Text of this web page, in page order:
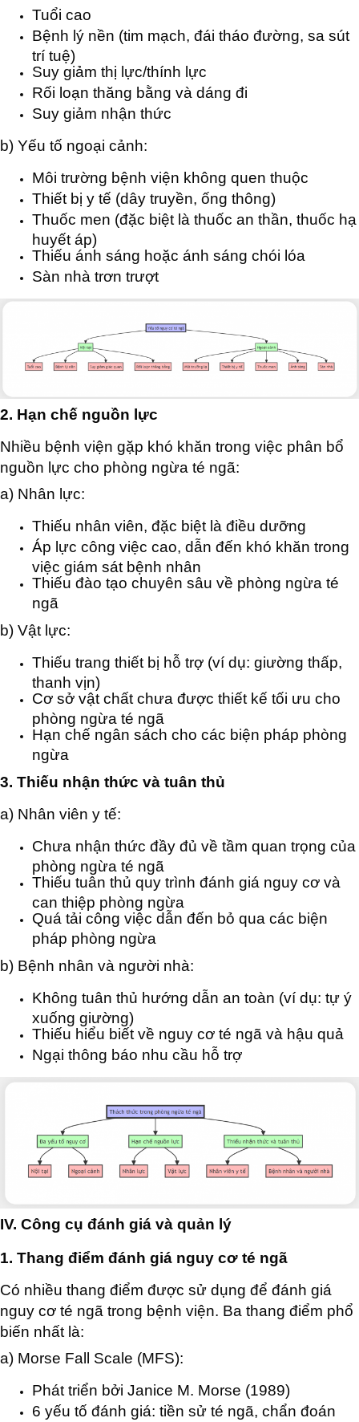
Tuổi cao
Bệnh lý nền (tim mạch, đái tháo đường, sa sút
trí tuệ)
Suy giảm thị lực/thính lực
Rối loạn thăng bằng và dáng đi
Suy giảm nhận thức
b) Yếu tố ngoại cảnh:
Môi trường bệnh viện không quen thuộc
Thiết bị y tế (dây truyền, ống thông)
Thuốc men (đặc biệt là thuốc an thần, thuốc hạ
huyết áp)
Thiếu ánh sáng hoặc ánh sáng chói lóa
Sàn nhà trơn trượt
2. Hạn chế nguồn lực
Nhiều bệnh viện gặp khó khăn trong việc phân bổ
nguồn lực cho phòng ngừa té ngã:
a) Nhân lực:
Thiếu nhân viên, đặc biệt là điều dưỡng
Áp lực công việc cao, dẫn đến khó khăn trong
việc giám sát bệnh nhân
Thiếu đào tạo chuyên sâu về phòng ngừa té
ngã
b) Vật lực:
Thiếu trang thiết bị hỗ trợ (ví dụ: giường thấp,
thanh vịn)
Cơ sở vật chất chưa được thiết kế tối ưu cho
phòng ngừa té ngã
Hạn chế ngân sách cho các biện pháp phòng
ngừa
3. Thiếu nhận thức và tuân thủ
a) Nhân viên y tế:
Chưa nhận thức đầy đủ về tầm quan trọng của
phòng ngừa té ngã
Thiếu tuân thủ quy trình đánh giá nguy cơ và
can thiệp phòng ngừa
Quá tải công việc dẫn đến bỏ qua các biện
pháp phòng ngừa
b) Bệnh nhân và người nhà:
Không tuân thủ hướng dẫn an toàn (ví dụ: tự ý
xuống giường)
Thiếu hiểu biết về nguy cơ té ngã và hậu quả
Ngại thông báo nhu cầu hỗ trợ
IV. Công cụ đánh giá và quản lý
1. Thang điểm đánh giá nguy cơ té ngã
Có nhiều thang điểm được sử dụng để đánh giá
nguy cơ té ngã trong bệnh viện. Ba thang điểm phổ
biến nhất là:
a) Morse Fall Scale (MFS):
Phát triển bởi Janice M. Morse (1989)
6 yếu tố đánh giá: tiền sử té ngã, chẩn đoán